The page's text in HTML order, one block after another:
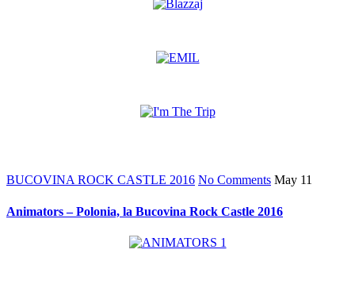
BUCOVINA ROCK CASTLE 2016 No Comments May 11
Animators – Polonia, la Bucovina Rock Castle 2016